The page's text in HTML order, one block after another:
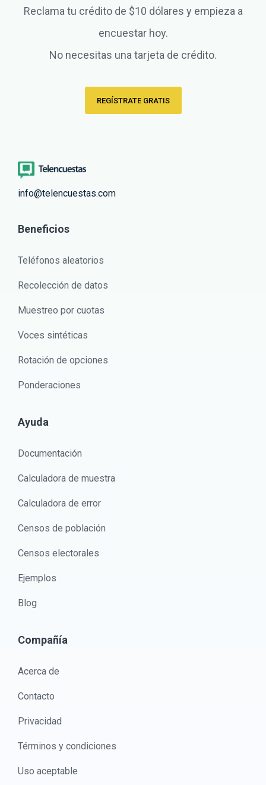
Reclama tu crédito de $10 dólares y empieza a
encuestar hoy.
No necesitas una tarjeta de crédito.
REGÍSTRATE GRATIS
info@telencuestas.com
Beneficios
Teléfonos aleatorios
Recolección de datos
Muestreo por cuotas
Voces sintéticas
Rotación de opciones
Ponderaciones
Ayuda
Documentación
Calculadora de muestra
Calculadora de error
Censos de población
Censos electorales
Ejemplos
Blog
Compañía
Acerca de
Contacto
Privacidad
Términos y condiciones
Uso aceptable